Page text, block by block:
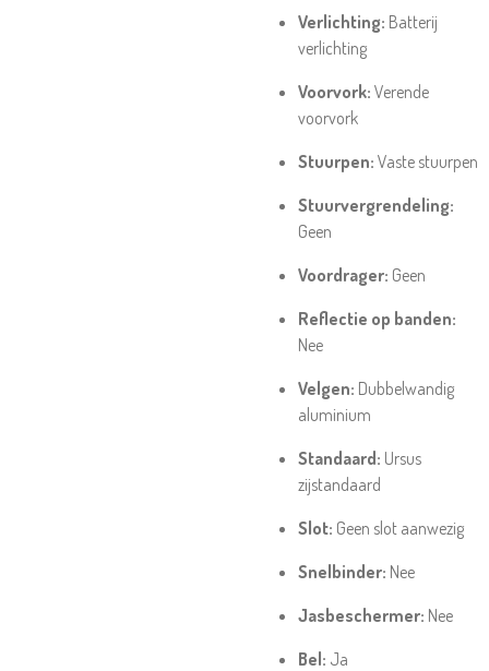
Verlichting: Batterij
verlichting
Voorvork: Verende
voorvork
Stuurpen: Vaste stuurpen
Stuurvergrendeling:
Geen
Voordrager: Geen
Reflectie op banden:
Nee
Velgen: Dubbelwandig
aluminium
Standaard: Ursus
zijstandaard
Slot: Geen slot aanwezig
Snelbinder: Nee
Jasbeschermer: Nee
Bel: Ja